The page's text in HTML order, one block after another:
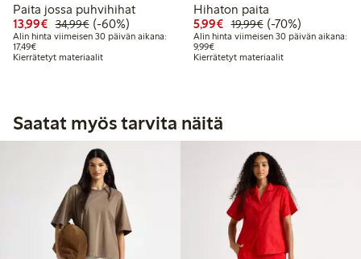
Paita jossa puhvihihat
13,99€ Alennettu hinta: 13,99 €
34,99€Normaalihinta: 34,99 €
60% alennus
(-60%)
Alin hinta viimeisen 30 päivän aikana:
17,49€Alin hinta viimeisen 30 päivän aikana: 17,49 €
Kierrätetyt materiaalit
Hihaton paita
5,99€ Alennettu hinta: 5,99 €
19,99€Normaalihinta:
70% alennus
(-70%)
Alin hinta viimeisen 30 päivän aikana:
9,99€Alin hinta viimeisen 30 päivän
Kierrätetyt materiaalit
Saatat myös tarvita näitä